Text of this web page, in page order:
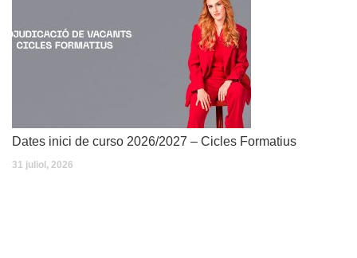
Dates inici de curso 2026/2027 – Cicles Formatius
31 juliol, 2026